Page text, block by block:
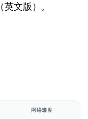
（英文版）。
网络难度